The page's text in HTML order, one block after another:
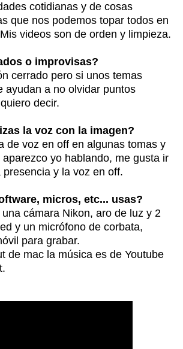
cotidianas y de cosas
que nos podemos topar todos en
Mis videos son de orden y limpieza.
o improvisas?
cerrado pero si unos temas
ayudan a no olvidar puntos
decir.
la voz con la imagen?
de voz en off en algunas tomas y
yo hablando, me gusta ir
y la voz en off.
micros, etc... usas?
cámara Nikon, aro de luz y 2
y un micrófono de corbata,
para grabar.
de mac la música es de Youtube